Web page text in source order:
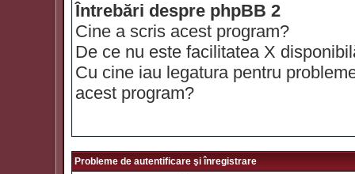
Întrebări despre phpBB 2
Cine a scris acest program?
De ce nu este facilitatea X
Cu cine iau legatura pentru
acest program?
Probleme de autentificare şi înregistrare